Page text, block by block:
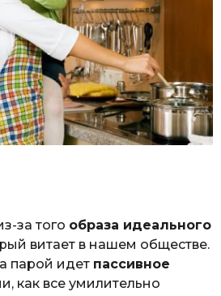
за того образа идеального
витает в нашем обществе.
парой идет пассивное
как все умилительно